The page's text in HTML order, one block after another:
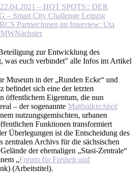
22.04.2021 – HOT SPOTS:: DER
Smart City Challenge Leipzig
Partner:innen im Interview: Uta
Nächster
Museum in der „Runden Ecke“ und
befindet sich eine der letzten
öffentlichem Eigentum, die nun
– der sogenannte Matthäikirchhof
nutzungsgemischten, urbanen
Funktionen transformiert
Überlegungen ist die Entscheidung des
zentralen Archivs für die sächsischen
der ehemaligen „Stasi-Zentrale“
„Forum für Freiheit und
(Arbeitstitel).